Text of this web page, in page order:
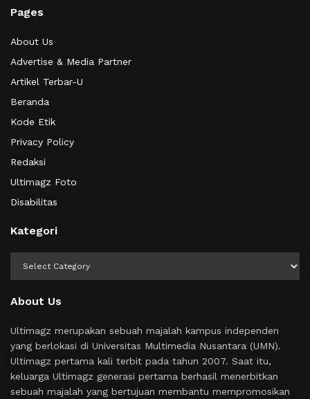
Pages
About Us
Advertise & Media Partner
Artikel Terbar-U
Beranda
Kode Etik
Privacy Policy
Redaksi
Ultimagz Foto
Disabilitas
Kategori
About Us
Ultimagz merupakan sebuah majalah kampus independen
yang berlokasi di Universitas Multimedia Nusantara (UMN).
Ultimagz pertama kali terbit pada tahun 2007. Saat itu,
keluarga Ultimagz generasi pertama berhasil menerbitkan
sebuah majalah yang bertujuan membantu mempromosikan